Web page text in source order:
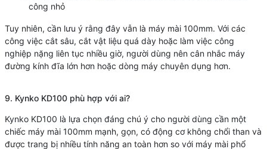
công nhỏ
Tuy nhiên, cần lưu ý rằng đây vẫn là máy mài 100mm. Với các
công việc cắt sâu, cắt vật liệu quá dày hoặc làm việc công
nghiệp nặng liên tục nhiều giờ, người dùng nên cân nhắc máy
đường kính đĩa lớn hơn hoặc dòng máy chuyên dụng hơn.
9. Kynko KD100 phù hợp với ai?
Kynko KD100 là lựa chọn đáng chú ý cho người dùng cần một
chiếc máy mài 100mm mạnh, gọn, có động cơ không chổi than và
được trang bị nhiều tính năng an toàn hơn so với máy mài phổ